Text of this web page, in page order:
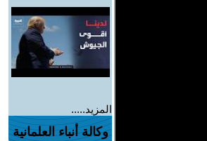
المزيد.....
وكالة أنباء العلمانية